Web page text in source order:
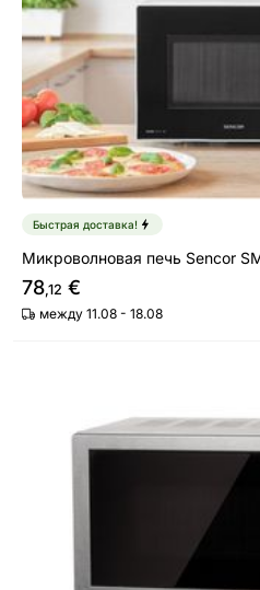
Быстрая доставка!
Микроволновая печь Sencor
78,12 €
между 11.08 - 18.08